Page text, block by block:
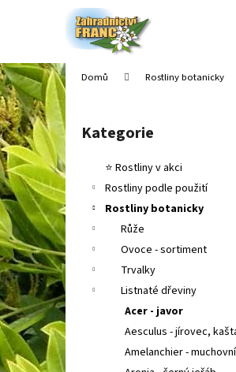
Domů Rostliny botanicky
P
o
s
t
r
a
n
n
í
p
a
n
e
Přeskočit
kategorie
Kategorie
⭐ Rostliny v akci
Rostliny podle použití
Rostliny botanicky
Růže
Ovoce - sortiment
Trvalky
Listnaté dřeviny
Acer - javor
Aesculus - jírovec,
Amelanchier -
í
k
Zpět
do
obchodu
Zpět
do
obchodu
POLYSTICHUM